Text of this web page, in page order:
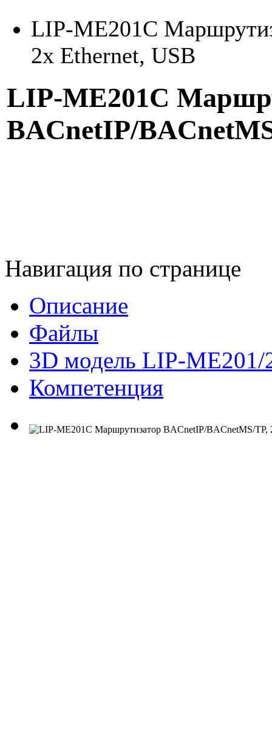
LIP-ME201C
2x Ethernet, USB
LIP-ME201C
BACnetIP/
Навигация по странице
Описание
Файлы
3D модель LIP-ME201/
Компетенция